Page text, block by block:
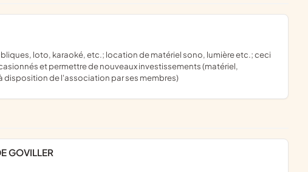
et permettre de nouveaux investissements (matériel,
de l'association par ses membres)
GOVILLER